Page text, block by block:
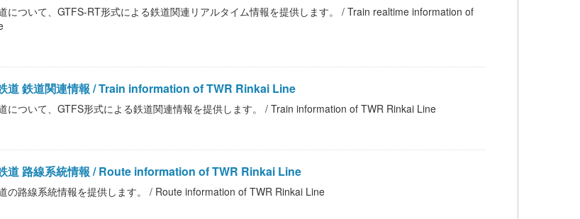
について、GTFS-RT形式による鉄道関連リアルタイム情報を提供します。 / Train realtime information of
道 鉄道関連情報 / Train information of TWR Rinkai Line
について、GTFS形式による鉄道関連情報を提供します。 / Train information of TWR Rinkai Line
道 路線系統情報 / Route information of TWR Rinkai Line
の路線系統情報を提供します。 / Route information of TWR Rinkai Line